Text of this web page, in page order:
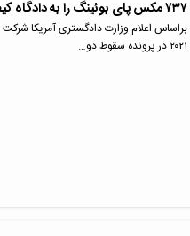
۷۳۷ مکس پای بوئینگ را به دادگاه کیفری باز می‌کند
براساس اعلام وزارت دادگستری آمریکا
۲۰۲۱ در پرونده سقوط دو…